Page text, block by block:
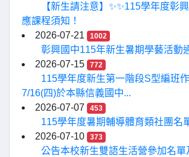
【新生請注意】✨✨115學年度彰
應課程須知！
2026-07-21
1002
彰興國中115年新生暑期學藝活動
2026-07-15
772
115學年度新生第一階段S型編班
7/16(四)於本縣信義國中...
2026-07-07
453
115學年度暑期輔導體育類社團名
2026-07-10
373
公告本校新生雙語生活營參加名單